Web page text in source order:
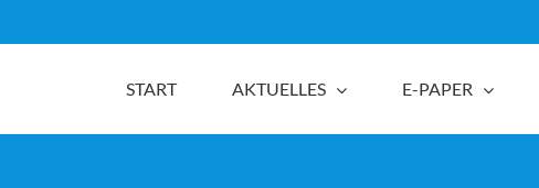
START AKTUELLES E-PAPER